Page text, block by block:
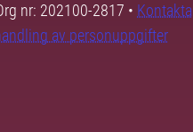
nr: 202100-2817 • Kontakta
av personuppgifter